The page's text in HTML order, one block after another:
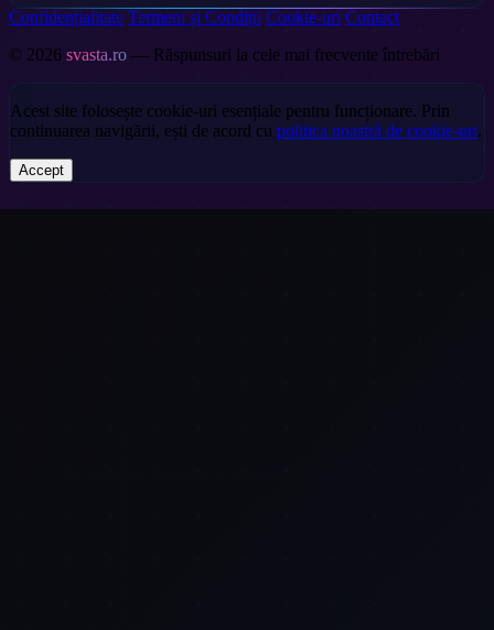
Confidențialitate Termeni și Condiții Cookie-uri Contact
© 2026 svasta.ro — Răspunsuri la cele mai frecvente întrebări
Acest site folosește cookie-uri esențiale pentru funcționare. Prin
continuarea navigării, ești de acord cu politica noastră de cookie-uri.
Accept